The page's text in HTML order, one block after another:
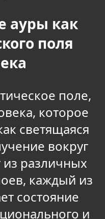
ауры как
поля
поле,
которое
светящаяся
вокруг
из различных
каждый из
состояние
и